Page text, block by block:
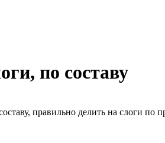
по составу
правильно делить на слоги по